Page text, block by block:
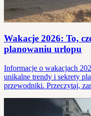
Wakacje 2026: To,
planowaniu urlopu
Informacje o wakacjach
unikalne trendy i sekrety
przewodniki. Przeczytaj,